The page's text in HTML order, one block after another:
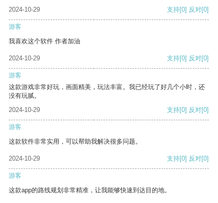
2024-10-29
支持[0] 反对[0]
游客
我喜欢这个软件 作者加油
2024-10-29 支持[0] 反对[0]
游客
这款游戏非常好玩，画面精美，玩法丰富。我已经玩了好几个小时，还
没有玩腻。
2024-10-29
支持[0] 反对[0]
游客
这款软件非常实用，可以帮助我解决很多问题。
2024-10-29 支持[0] 反对[0]
游客
这款app的路线规划非常精准，让我能够快速到达目的地。